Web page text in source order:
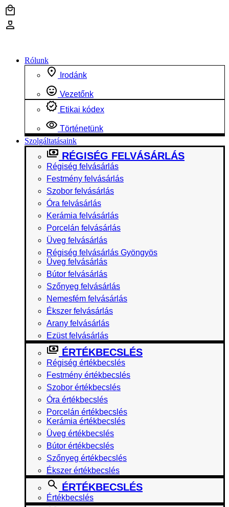
Ugrás
a
tartalomhoz
Rólunk
Irodánk
Vezetőnk
Etikai kódex
Történetünk
Szolgáltatásaink
RÉGISÉG FELVÁSÁRLÁS
Régiség felvásárlás
Festmény felvásárlás
Szobor felvásárlás
Óra felvásárlás
Kerámia felvásárlás
Porcelán felvásárlás
Üveg felvásárlás
Régiség felvásárlás Gyöngyös
Üveg felvásárlás
Bútor felvásárlás
Szőnyeg felvásárlás
Nemesfém felvásárlás
Ékszer felvásárlás
Arany felvásárlás
Ezüst felvásárlás
ÉRTÉKBECSLÉS
Régiség értékbecslés
Festmény értékbecslés
Szobor értékbecslés
Óra értékbecslés
Porcelán értékbecslés
Kerámia értékbecslés
Üveg értékbecslés
Bútor értékbecslés
Szőnyeg értékbecslés
Ékszer értékbecslés
ÉRTÉKBECSLÉS
Értékbecslés